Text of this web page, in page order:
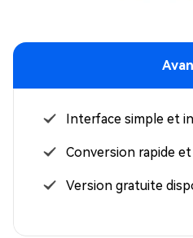
Interface simple et
Conversion rapide
Version gratuite